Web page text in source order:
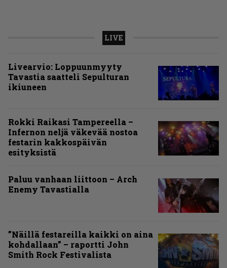
LIVE
Livearvio: Loppuunmyyty
Tavastia saatteli Sepulturan
ikiuneen
Rokki Raikasi Tampereella –
Infernon neljä väkevää nostoa
festarin kakkospäivän
esityksistä
Paluu vanhaan liittoon – Arch
Enemy Tavastialla
”Näillä festareilla kaikki on aina
kohdallaan” – raportti John
Smith Rock Festivalista